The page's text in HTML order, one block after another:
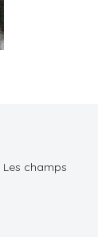
Les champs